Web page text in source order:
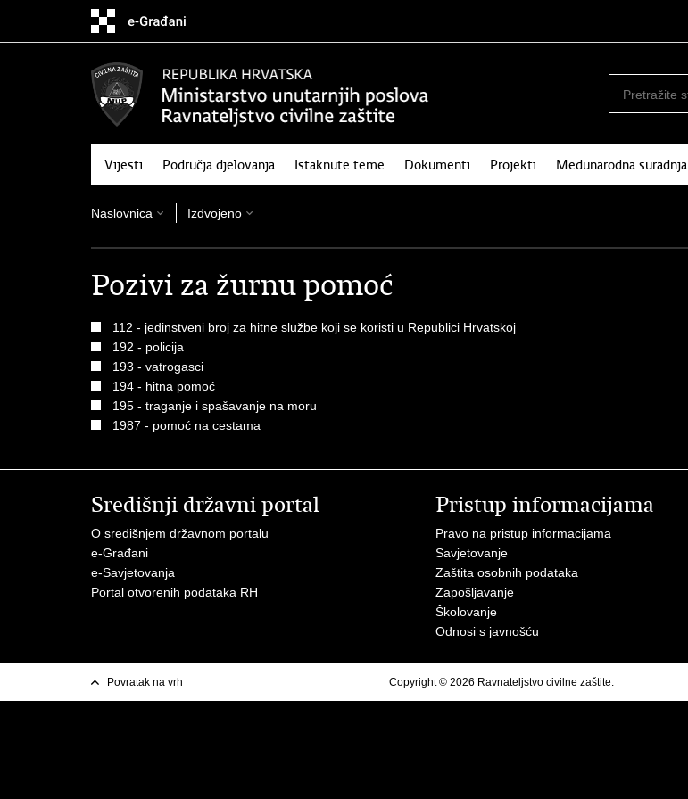
glavni
Vijesti Područja djelovanja Istaknute teme Dokumenti Projekti Međunarodna suradnja
Naslovnica Izdvojeno
Pozivi za žurnu pomoć
112 - jedinstveni broj za hitne službe koji se koristi u Republici Hrvatskoj
192 - policija
193 - vatrogasci
194 - hitna pomoć
195 - traganje i spašavanje na moru
1987 - pomoć na cestama
Središnji državni portal
O središnjem državnom portalu
e-Građani
e-Savjetovanja
Portal otvorenih podataka RH
Pristup informacijama
Pravo na pristup informacijama
Savjetovanje
Zaštita osobnih podataka
Zapošljavanje
Školovanje
Odnosi s javnošću
Povratak na vrh Copyright © 2026 Ravnateljstvo civilne zaštite.